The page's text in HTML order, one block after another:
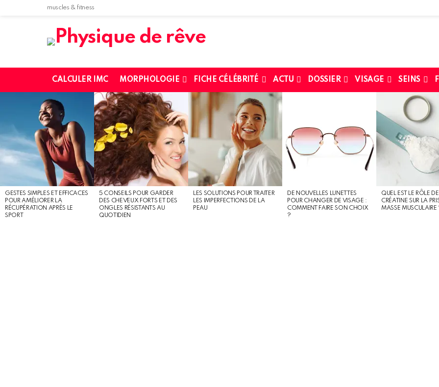
muscles & fitness
CALCULER IMC MORPHOLOGIE FICHE CÉLÉBRITÉ ACTU DOSSIER VISAGE SEINS
GESTES SIMPLES ET EFFICACES
POUR AMÉLIORER LA
RÉCUPÉRATION APRÈS LE
SPORT
5 CONSEILS POUR GARDER
DES CHEVEUX FORTS ET DES
ONGLES RÉSISTANTS AU
QUOTIDIEN
LES SOLUTIONS POUR TRAITER
LES IMPERFECTIONS DE LA
PEAU
DE NOUVELLES LUNETTES
POUR CHANGER DE VISAGE :
COMMENT FAIRE SON CHOIX
?
QUEL EST LE RÔLE
CRÉATINE SUR LA
MASSE MUSCULAIRE